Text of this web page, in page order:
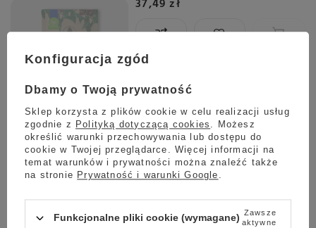
37,49 zł
Chwilowo niedostępny
Kawa ziarnista Ingagi Coffee Ethiopia Guji G1 250g
5.00 1 opinie
52,99 zł
Konfiguracja zgód
Dbamy o Twoją prywatność
Sklep korzysta z plików cookie w celu realizacji usług
zgodnie z Polityką dotyczącą cookies . Możesz
określić warunki przechowywania lub dostępu do
cookie w Twojej przeglądarce. Więcej informacji na
temat warunków i prywatności można znaleźć także
na stronie Prywatność i warunki Google .
Funkcjonalne pliki cookie (wymagane) Zawsze
aktywne